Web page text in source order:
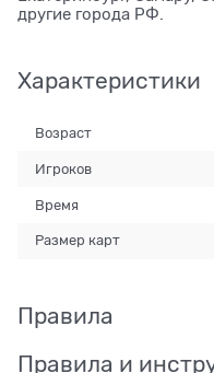
другие города РФ.
Характеристики
Возраст
Игроков
Время
Размер карт
Правила
Правила и